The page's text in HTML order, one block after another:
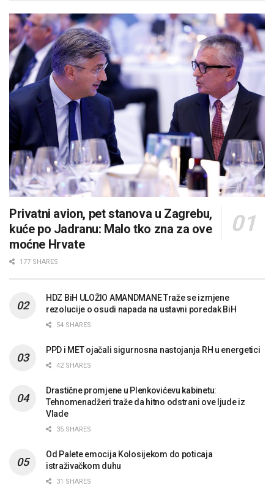
Privatni avion, pet stanova u Zagrebu,
kuće po Jadranu: Malo tko zna za ove
moćne Hrvate
177 SHARES
HDZ BiH ULOŽIO AMANDMANE Traže se izmjene
rezolucije o osudi napada na ustavni poredak BiH
54 SHARES
PPD i MET ojačali sigurnosna nastojanja RH u energetici
42 SHARES
Drastične promjene u Plenkovićevu kabinetu:
Tehnomenadžeri traže da hitno odstrani ove ljude iz
Vlade
35 SHARES
Od Palete emocija Kolosijekom do poticaja
istraživačkom duhu
31 SHARES